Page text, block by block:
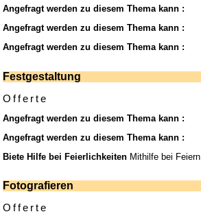
Angefragt werden zu diesem Thema kann :
Angefragt werden zu diesem Thema kann :
Angefragt werden zu diesem Thema kann :
Festgestaltung
Offerte
Angefragt werden zu diesem Thema kann :
Angefragt werden zu diesem Thema kann :
Biete Hilfe bei Feierlichkeiten Mithilfe bei Feiern
Fotografieren
Offerte